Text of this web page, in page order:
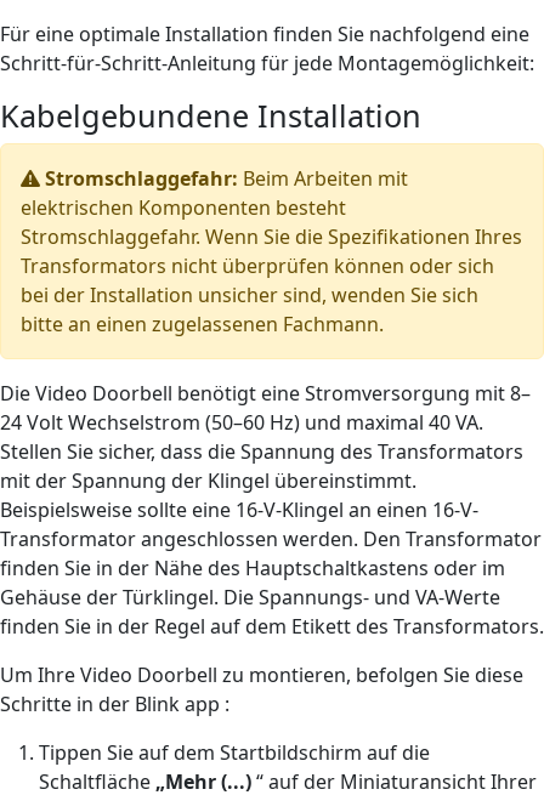
Für eine optimale Installation finden Sie nachfolgend eine
Schritt-für-Schritt-Anleitung für jede Montagemöglichkeit:
Kabelgebundene Installation
Stromschlaggefahr: Beim Arbeiten mit
elektrischen Komponenten besteht
Stromschlaggefahr. Wenn Sie die Spezifikationen Ihres
Transformators nicht überprüfen können oder sich
bei der Installation unsicher sind, wenden Sie sich
bitte an einen zugelassenen Fachmann.
Die Video Doorbell benötigt eine Stromversorgung mit 8–
24 Volt Wechselstrom (50–60 Hz) und maximal 40 VA.
Stellen Sie sicher, dass die Spannung des Transformators
mit der Spannung der Klingel übereinstimmt.
Beispielsweise sollte eine 16-V-Klingel an einen 16-V-
Transformator angeschlossen werden. Den Transformator
finden Sie in der Nähe des Hauptschaltkastens oder im
Gehäuse der Türklingel. Die Spannungs- und VA-Werte
finden Sie in der Regel auf dem Etikett des Transformators.
Um Ihre Video Doorbell zu montieren, befolgen Sie diese
Schritte in der Blink app :
Tippen Sie auf dem Startbildschirm auf die
Schaltfläche „Mehr(...)“ auf der Miniaturansicht Ihrer